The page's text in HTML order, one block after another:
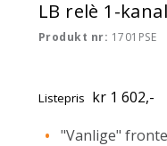
LB relè 1-
Produkt nr: 1701PSE
Listepris kr 1 602,-
"Vanlige"